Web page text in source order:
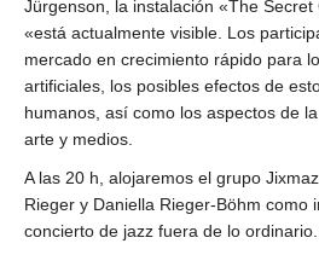
Jürgenson, la instalación «The
«está actualmente visible. Los
mercado en crecimiento rápido para
artificiales, los posibles efectos de
humanos, así como los aspectos de
arte y medios.
A las 20 h, alojaremos el grupo
Rieger y Daniella Rieger-Böhm como
concierto de jazz fuera de lo ordinario.